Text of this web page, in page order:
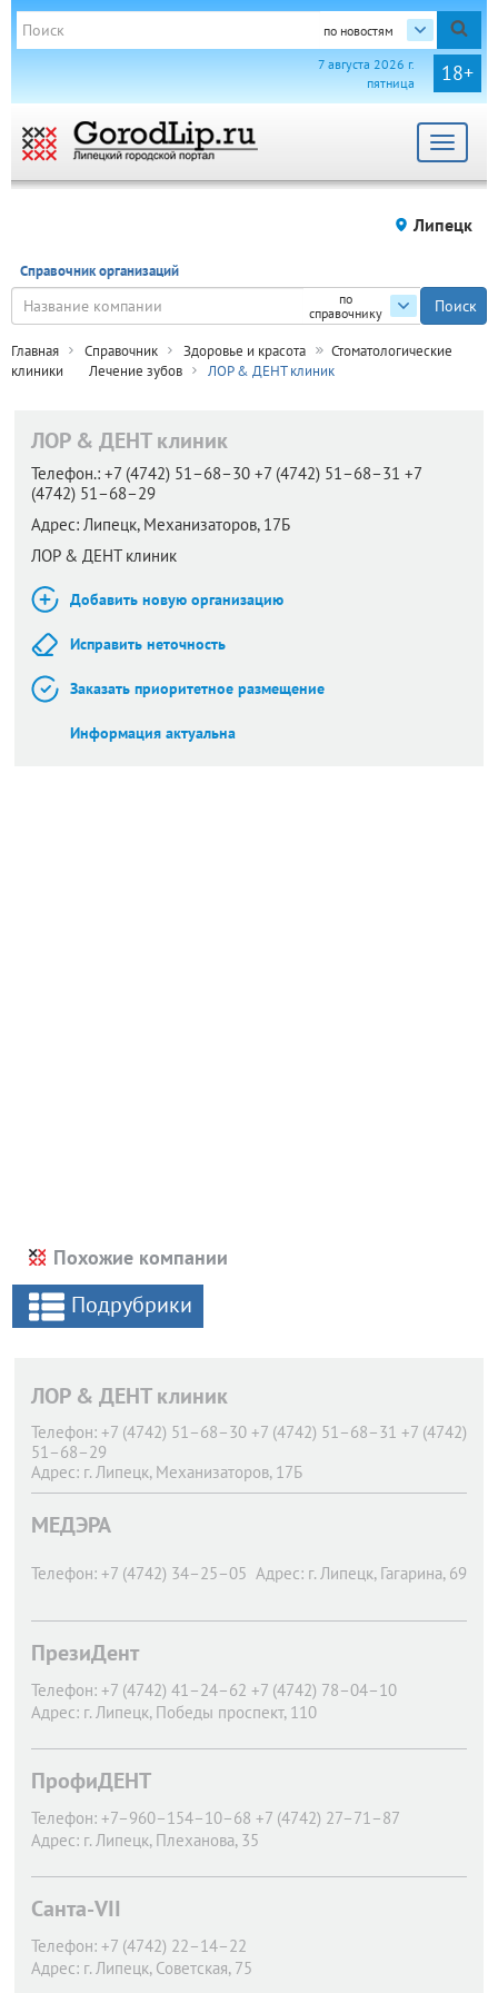
по новостям
18+
7 августа 2026 г.
пятница
Toggle
Липецк
Справочник организаций
по
справочнику
Главная Справочник Здоровье и красота
Стоматологические
клиники
Лечение зубов ЛОР & ДЕНТ клиник
ЛОР & ДЕНТ клиник
Телефон.: +7 (4742) 51–68–30 +7 (4742) 51–68–31 +7
(4742) 51–68–29
Адрес: Липецк, Механизаторов, 17Б
ЛОР & ДЕНТ клиник
Добавить новую организацию
Исправить неточность
Заказать приоритетное размещение
Информация актуальна
Похожие компании
Подрубрики
ЛОР & ДЕНТ клиник
Телефон: +7 (4742) 51–68–30 +7 (4742) 51–68–31 +7 (4742)
51–68–29
Адрес: г. Липецк, Механизаторов, 17Б
МЕДЭРА
Телефон: +7 (4742) 34–25–05 Адрес: г. Липецк, Гагарина, 69
ПрезиДент
Телефон: +7 (4742) 41–24–62 +7 (4742) 78–04–10
Адрес: г. Липецк, Победы проспект, 110
ПрофиДЕНТ
Телефон: +7–960–154–10–68 +7 (4742) 27–71–87
Адрес: г. Липецк, Плеханова, 35
Санта-VII
Телефон: +7 (4742) 22–14–22
Адрес: г. Липецк, Советская, 75